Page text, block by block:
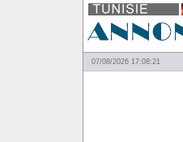
07/08/2026 17:08:21